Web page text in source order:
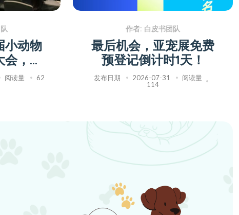
小动物
，以
物诊疗
阅读量 62
作者: 白皮书团队
最后机会，亚宠展免费
预登记倒计时1天！
发布日期 2026-07-31
阅读量
114